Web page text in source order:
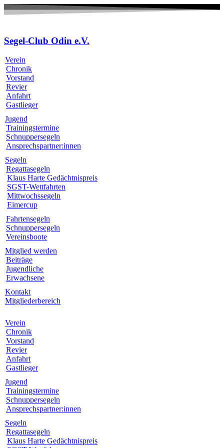
Zum
Inhalt
Segel-Club Odin e.V.
Verein
Chronik
Vorstand
Revier
Anfahrt
Gastlieger
Jugend
Trainingstermine
Schnuppersegeln
Ansprechspartner:innen
Segeln
Regattasegeln
Klaus Harte Gedächtnispreis
SGST-Wettfahrten
Mittwochssegeln
Eimercup
Fahrtensegeln
Schnuppersegeln
Vereinsboote
Mitglied werden
Beiträge
Jugendliche
Erwachsene
Kontakt
Mitgliederbereich
Verein
Chronik
Vorstand
Revier
Anfahrt
Gastlieger
Jugend
Trainingstermine
Schnuppersegeln
Ansprechspartner:innen
Segeln
Regattasegeln
Klaus Harte Gedächtnispreis